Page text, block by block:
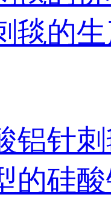
毯的
铝针
的硅